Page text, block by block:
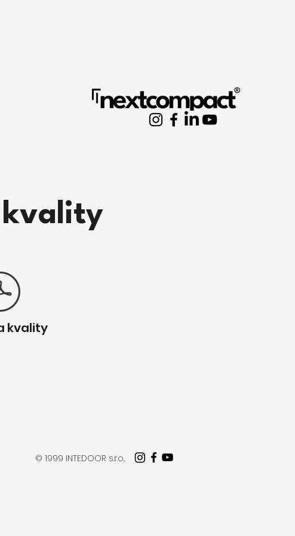
kvality
kvality
© 1999 INTEDOOR s.r.o..